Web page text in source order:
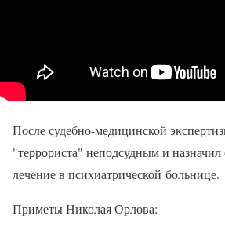
После судебно-медицинской
"террориста" неподсудным и
лечение в психиатрической больнице.
Приметы Николая Орлова: